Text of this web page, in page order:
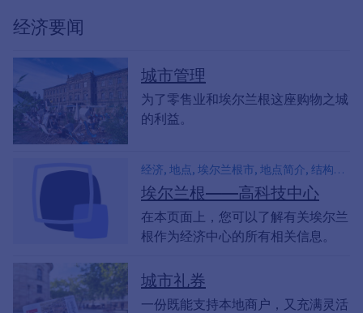
经济要闻
城市管理
为了零售业和埃尔兰根这座购物之城
的利益。
经济, 地点, 埃尔兰根市, 地点简介, 结构数
据, 高科技, 经济中心, 经济数据, 经济数据,
经济发展促进, 国际, 企业, 零售业, 商业
埃尔兰根——高科技中心
在本页面上，您可以了解有关埃尔兰
根作为经济中心的所有相关信息。
城市礼券
一份既能支持本地商户，又充满灵活